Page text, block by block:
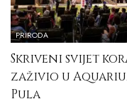
PRIRODA
Skriveni svijet
zaživio u
Pula